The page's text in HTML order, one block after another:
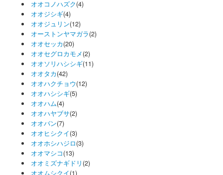
オオコノハズク(4)
オオジシギ(4)
オオジュリン(12)
オーストンヤマガラ(2)
オオセッカ(20)
オオセグロカモメ(2)
オオソリハシシギ(11)
オオタカ(42)
オオハクチョウ(12)
オオハシシギ(5)
オオハム(4)
オオハヤブサ(2)
オオバン(7)
オオヒシクイ(3)
オオホシハジロ(3)
オオマシコ(13)
オオミズナギドリ (2)
オオムシクイ(1)